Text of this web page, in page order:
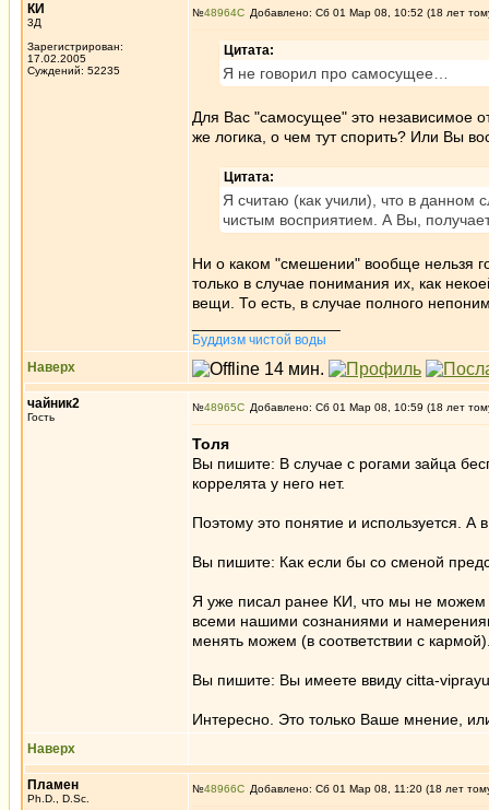
КИ
3Д
Зарегистрирован:
17.02.2005
Суждений: 52235
№48964 Добавлено: Сб 01 Мар 08, 10:52 (18 лет
Цитата:
Я не говорил про самосущее…
Для Вас "самосущее" это независимое
же логика, о чем тут спорить? Или Вы
Цитата:
Я считаю (как учили), что в данном
чистым восприятием. А Вы,
Ни о каком "смешении" вообще нельзя
только в случае понимания их, как
вещи. То есть, в случае полного
Буддизм чистой воды
Наверх
чайник2
Гость
№48965 Добавлено: Сб 01 Мар 08, 10:59 (18 лет
Толя
Вы пишите: В случае с рогами зайца
коррелята у него нет.
Поэтому это понятие и используется. А
Вы пишите: Как если бы со сменой
Я уже писал ранее КИ, что мы не можем
всеми нашими сознаниями и
менять можем (в соответствии с
Вы пишите: Вы имеете ввиду citta-
Интересно. Это только Ваше мнение,
Наверх
Пламен
Ph.D., D.Sc.
№48966 Добавлено: Сб 01 Мар 08, 11:20 (18 лет